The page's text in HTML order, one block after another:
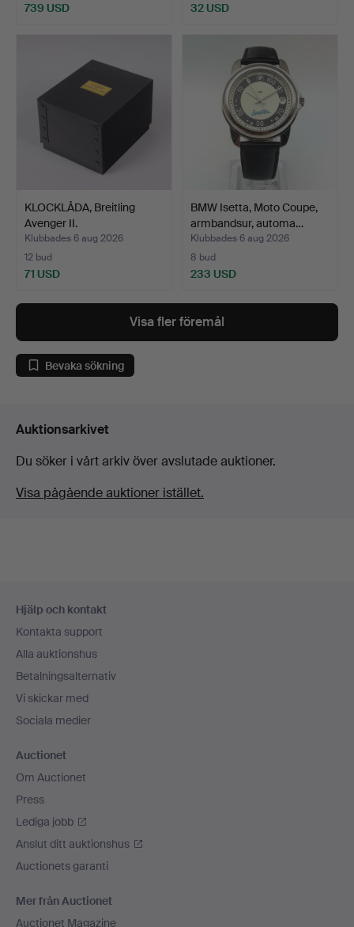
739 USD 32 USD
KLOCKLÅDA, Breitling
Avenger II.
Klubbades 6 aug 2026
12 bud
71 USD
BMW Isetta, Moto Coupe,
armbandsur, automa…
Klubbades 6 aug 2026
8 bud
233 USD
Visa fler föremål
Bevaka sökning
Auktionsarkivet
Du söker i vårt arkiv över avslutade auktioner.
Visa pågående auktioner istället.
Hjälp och kontakt
Kontakta support
Alla auktionshus
Betalningsalternativ
Vi skickar med
Sociala medier
Auctionet
Om Auctionet
Press
Lediga jobb
Anslut ditt auktionshus
Auctionets garanti
Mer från Auctionet
Auctionet Magazine